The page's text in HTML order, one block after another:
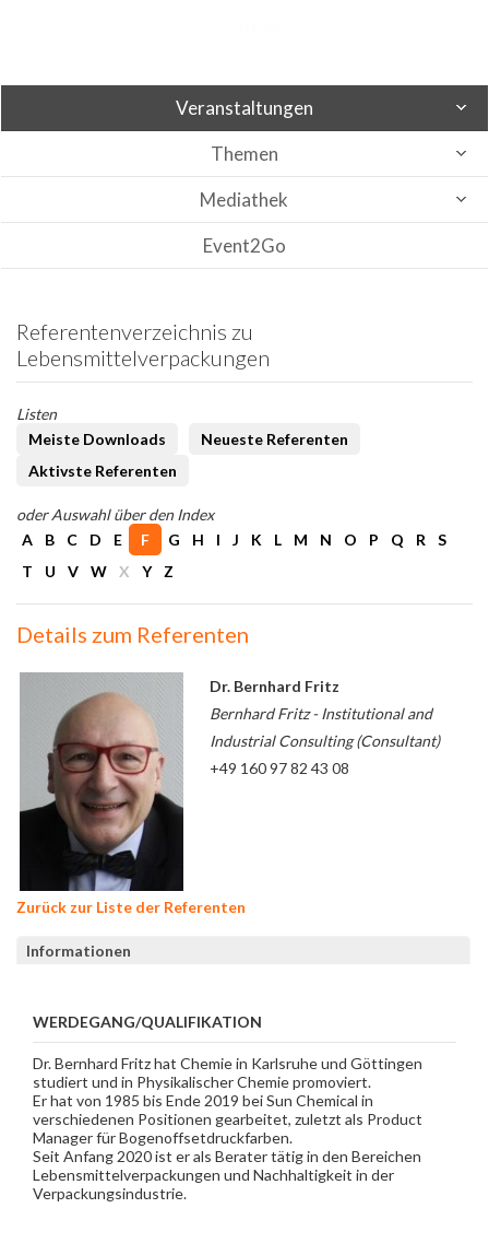
Veranstaltungen
Themen
Mediathek
Event2Go
Referentenverzeichnis zu
Lebensmittelverpackungen
Listen
Meiste Downloads
Neueste Referenten
Aktivste Referenten
oder Auswahl über den Index
A
B C D E F G H I J K L M N O P Q R
S
T
U V W X Y Z
Details zum Referenten
Dr. Bernhard Fritz
Bernhard Fritz - Institutional and
Industrial Consulting (Consultant)
+49 160 97 82 43 08
Zurück zur Liste der Referenten
Informationen
WERDEGANG/QUALIFIKATION
Dr. Bernhard Fritz hat Chemie in Karlsruhe und Göttingen
studiert und in Physikalischer Chemie promoviert.
Er hat von 1985 bis Ende 2019 bei Sun Chemical in
verschiedenen Positionen gearbeitet, zuletzt als Product
Manager für Bogenoffsetdruckfarben.
Seit Anfang 2020 ist er als Berater tätig in den Bereichen
Lebensmittelverpackungen und Nachhaltigkeit in der
Verpackungsindustrie.